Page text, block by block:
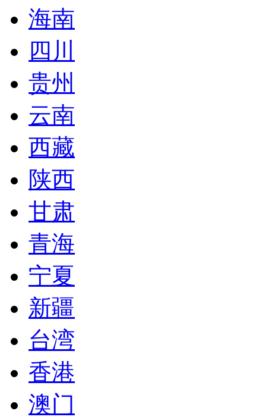
海南
四川
贵州
云南
西藏
陕西
甘肃
青海
宁夏
新疆
台湾
香港
澳门